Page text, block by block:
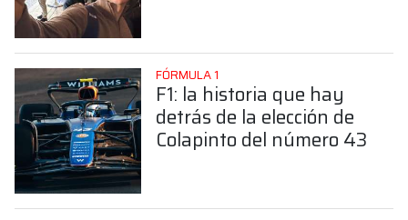
FÓRMULA 1
F1: la historia que hay
detrás de la elección de
Colapinto del número 43